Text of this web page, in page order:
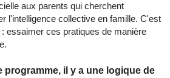
aux parents qui cherchent
l'intelligence collective en famille. C'est
essaimer ces pratiques de manière
programme, il y a une logique de